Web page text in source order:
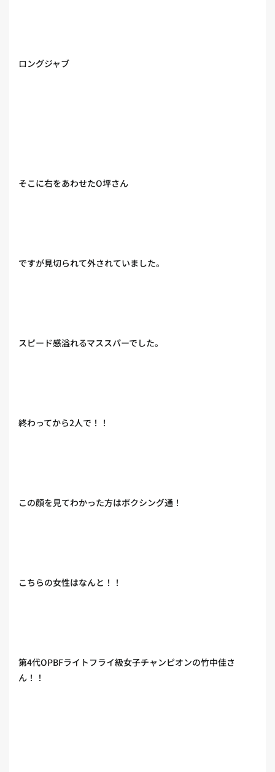
ロングジャブ
そこに右をあわせたO坪さん
ですが見切られて外されていました。
スピード感溢れるマススパーでした。
終わってから2人で！！
この顔を見てわかった方はボクシング通！
こちらの女性はなんと！！
第4代OPBFライトフライ級女子チャンピオンの竹中佳さ
ん！！